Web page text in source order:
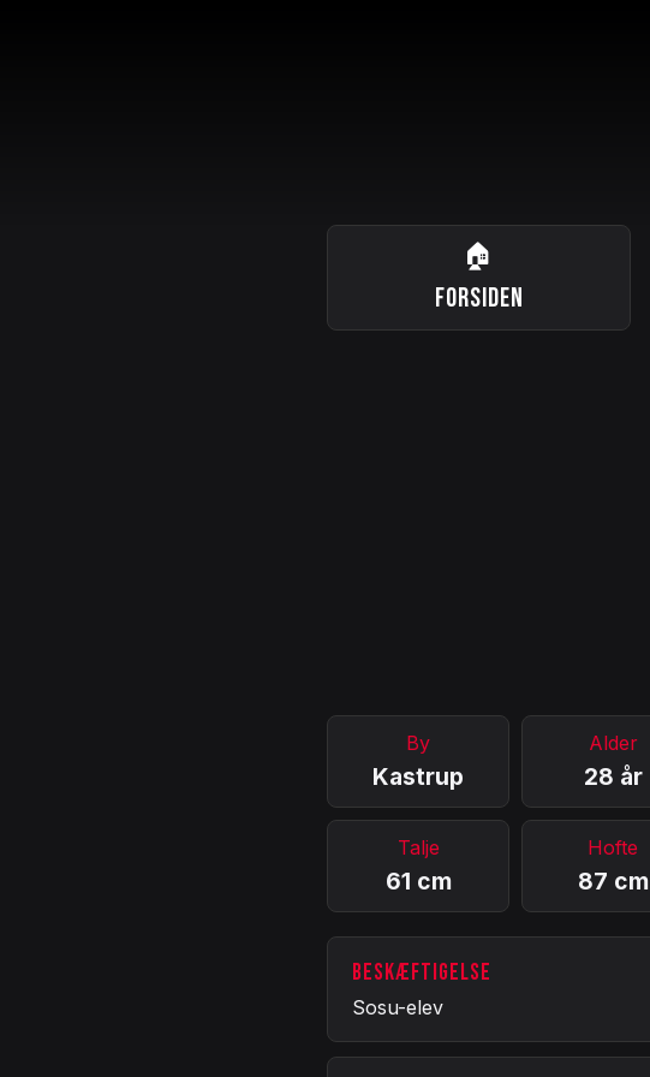
🏠
FORSIDEN
By
Kastrup
Alder
28 år
Talje
61 cm
Hofte
87 cm
BESKÆFTIGELSE
Sosu-elev